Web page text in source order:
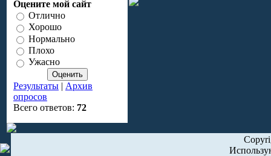
Оцените мой сайт
Отлично
Хорошо
Нормально
Плохо
Ужасно
Результаты | Архив
опросов
Всего ответов: 72